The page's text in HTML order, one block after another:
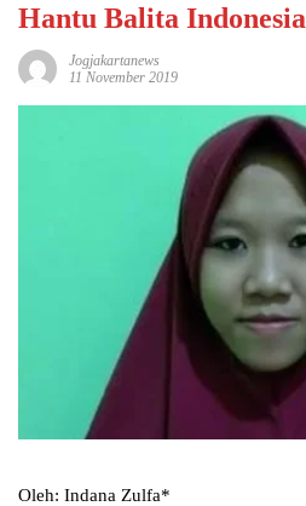
Hantu Balita Indonesia
Jogjakartanews
11 November 2019
Oleh: Indana Zulfa*